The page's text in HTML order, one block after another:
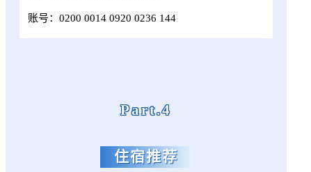
账号：0200 0014 0920 0236 144
Part.4
住宿推荐